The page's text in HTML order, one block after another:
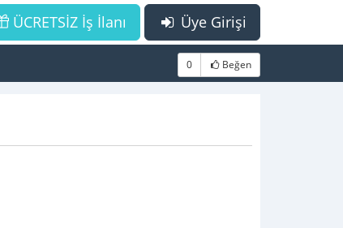
Üye Girişi
ÜCRETSİZ İş İlanı
0 Beğen